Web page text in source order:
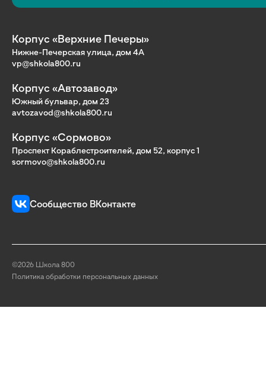
Корпус «Верхние Печеры»
Нижне-Печерская улица, дом 4А
vp@shkola800.ru
Корпус «Автозавод»
Южный бульвар, дом 23
avtozavod@shkola800.ru
Корпус «Сормово»
Проспект Кораблестроителей, дом 52, корпус 1
sormovo@shkola800.ru
Сообщество ВКонтакте
©2026 Школа 800
Политика обработки персональных данных